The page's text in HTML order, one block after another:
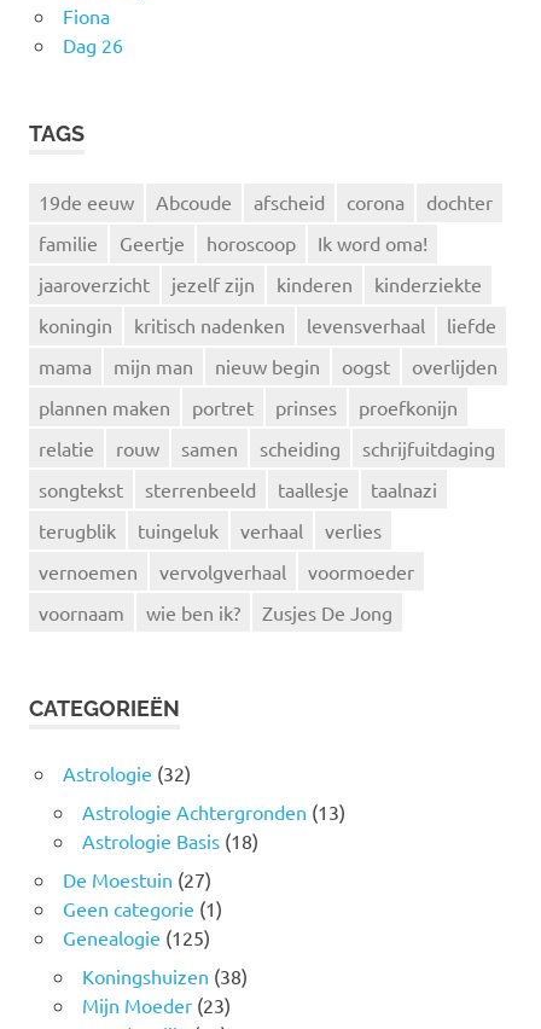
Fiona
Dag 26
TAGS
19de eeuw Abcoude afscheid corona
dochter
familie
Geertje horoscoop
Ik word oma!
jaaroverzicht
jezelf zijn kinderen
kinderziekte
koningin
kritisch nadenken levensverhaal
liefde
mama
mijn man nieuw begin oogst
overlijden
plannen maken
portret prinses
proefkonijn
relatie
rouw samen scheiding
schrijfuitdaging
songtekst
sterrenbeeld taallesje
taalnazi
terugblik
tuingeluk verhaal
verlies
vernoemen
vervolgverhaal
voormoeder
voornaam
wie ben ik? Zusjes De Jong
CATEGORIEËN
Astrologie (32)
Astrologie Achtergronden (13)
Astrologie Basis(18)
De Moestuin (27)
Geen categorie (1)
Genealogie (125)
Koningshuizen (38)
Mijn Moeder(23)